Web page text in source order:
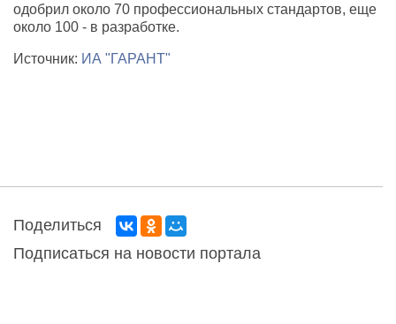
одобрил около 70 профессиональных стандартов, еще
около 100 - в разработке.
Источник: ИА "ГАРАНТ"
Поделиться
Подписаться на новости портала